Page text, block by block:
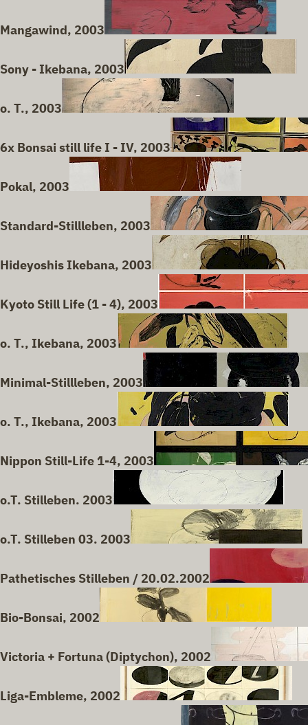
Mangawind, 2003
Sony - Ikebana, 2003
o. T., 2003
6x Bonsai still life I - IV, 2003
Pokal, 2003
Standard-Stillleben, 2003
Hideyoshis Ikebana, 2003
Kyoto Still Life (1 - 4), 2003
o. T., Ikebana, 2003
Minimal-Stillleben, 2003
o. T., Ikebana, 2003
Nippon Still-Life 1-4, 2003
o.T. Stilleben. 2003
o.T. Stilleben 03. 2003
Pathetisches Stilleben / 20.02.2002
Bio-Bonsai, 2002
Victoria + Fortuna (Diptychon), 2002
Liga-Embleme, 2002